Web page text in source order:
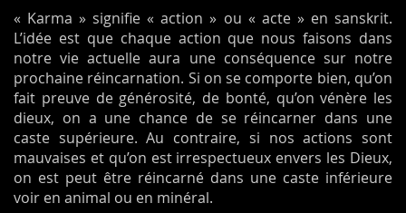
« Karma » signifie « action » ou « acte » en sanskrit.
L’idée est que chaque action que nous faisons dans
notre vie actuelle aura une conséquence sur notre
prochaine réincarnation. Si on se comporte bien, qu’on
fait preuve de générosité, de bonté, qu’on vénère les
dieux, on a une chance de se réincarner dans une
caste supérieure. Au contraire, si nos actions sont
mauvaises et qu’on est irrespectueux envers les Dieux,
on est peut être réincarné dans une caste inférieure
voir en animal ou en minéral.